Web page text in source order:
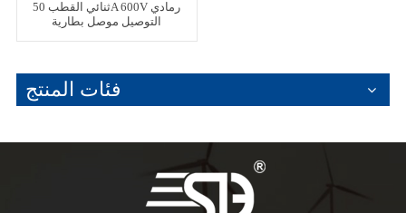
ثنائي القطب 50A 600V رمادي
التوصيل موصل بطارية
فئات المنتج